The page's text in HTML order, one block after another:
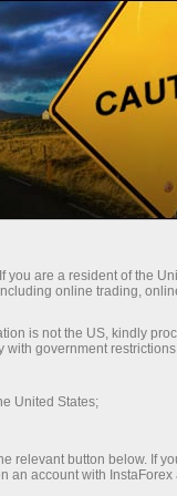
এবং
you are a resident of the
online trading,
is not the US, kindly
with government
United States;
relevant button below. If
an account with InstaForex